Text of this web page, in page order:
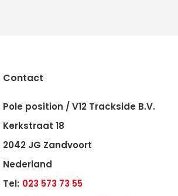
Contact
Pole position / V12 Trackside B.V.
Kerkstraat 18
2042 JG Zandvoort
Nederland
Tel: 023 573 73 55